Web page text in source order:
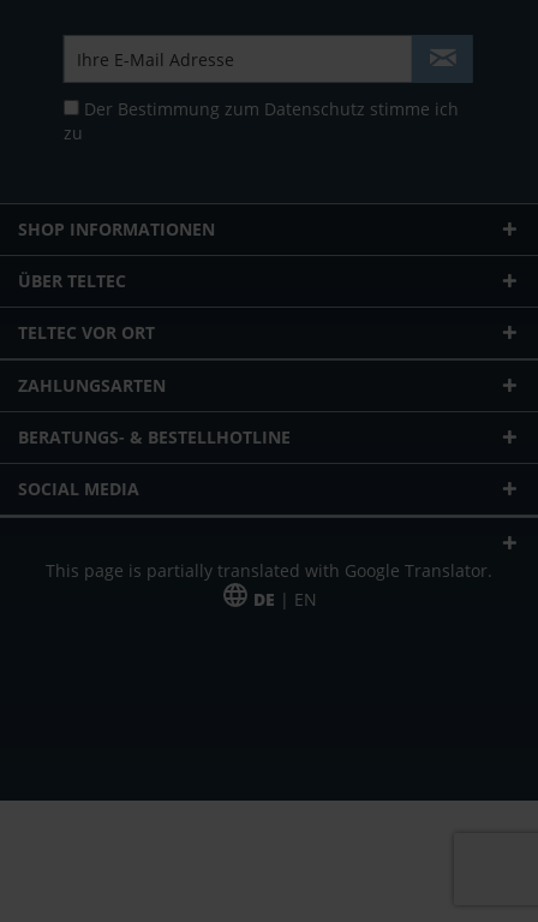
Der Bestimmung zum Datenschutz stimme ich
zu
SHOP INFORMATIONEN
ÜBER TELTEC
TELTEC VOR ORT
ZAHLUNGSARTEN
BERATUNGS- & BESTELLHOTLINE
SOCIAL MEDIA
This page is partially translated with Google Translator.
DE | EN